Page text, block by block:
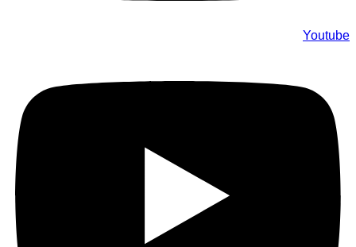
Youtube